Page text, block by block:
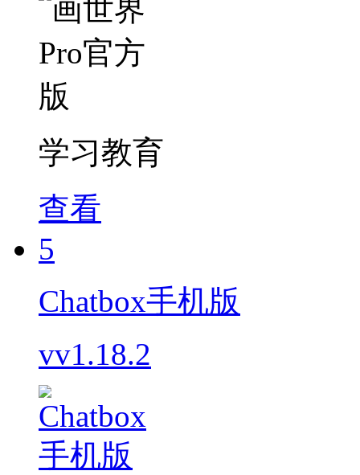
学习教育
查看
5
Chatbox手机版
vv1.18.2